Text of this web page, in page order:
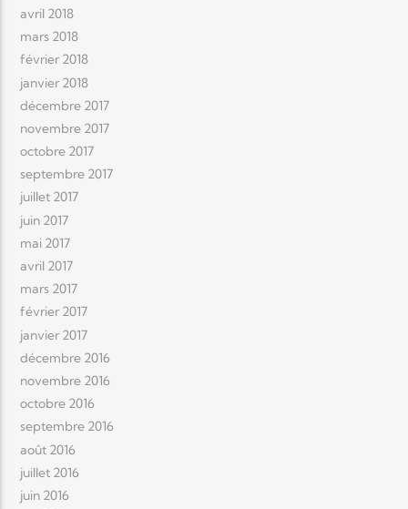
avril 2018
mars 2018
février 2018
janvier 2018
décembre 2017
novembre 2017
octobre 2017
septembre 2017
juillet 2017
juin 2017
mai 2017
avril 2017
mars 2017
février 2017
janvier 2017
décembre 2016
novembre 2016
octobre 2016
septembre 2016
août 2016
juillet 2016
juin 2016